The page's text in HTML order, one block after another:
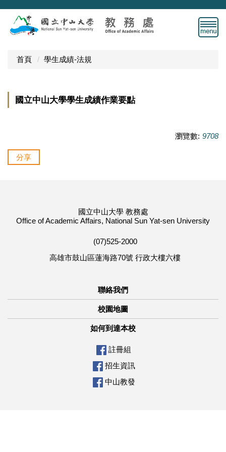
跳
主
首頁 學生成績-法規
國立中山大學學生成績作業要點
瀏覽數: 9708
分享
國立中山大學 教務處
Office of Academic Affairs, National Sun Yat-sen University
(07)525-2000
高雄市鼓山區蓮海路70號 行政大樓六樓
聯絡我們
校園地圖
如何到達本校
註冊組
招生資訊
中山教發